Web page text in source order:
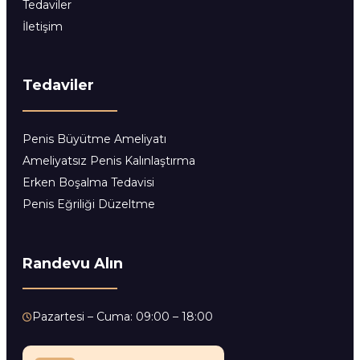
Tedaviler
İletişim
Tedaviler
Penis Büyütme Ameliyatı
Ameliyatsız Penis Kalınlaştırma
Erken Boşalma Tedavisi
Penis Eğriliği Düzeltme
Randevu Alın
Pazartesi – Cuma: 09:00 – 18:00